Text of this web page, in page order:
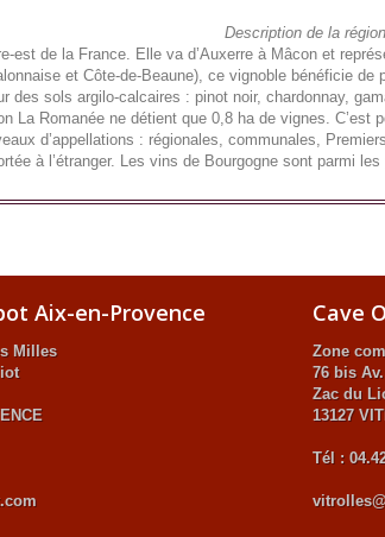
Description de la
est de la France. Elle va d’Auxerre à Mâcon et
et Côte-de-Beaune), ce vignoble bénéficie
des sols argilo-calcaires : pinot noir, chardonnay,
La Romanée ne détient que 0,8 ha de vignes.
d’appellations : régionales, communales,
à l’étranger. Les vins de Bourgogne sont parmi
Aix-en-Provence
Milles
Cave
Zone
76 bis
Zac du
13127
Tél :